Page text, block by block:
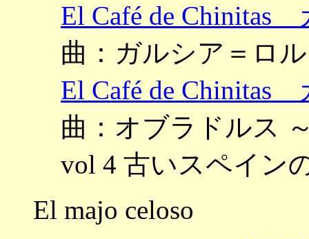
El Café de Chinitas
曲：ガルシア＝ロ
El Café de Chinitas
曲：オブラドルス ～
vol 4 古いスペイン
El majo celoso